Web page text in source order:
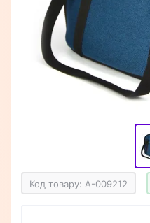
Код товару: A-009212